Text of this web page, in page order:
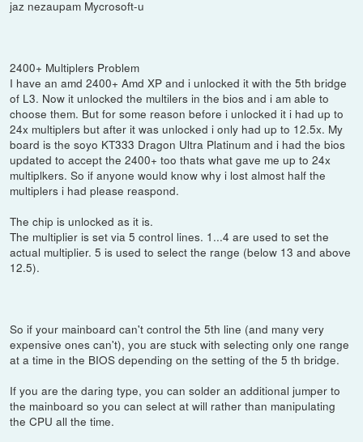
jaz nezaupam Mycrosoft-u
2400+ Multiplers Problem
I have an amd 2400+ Amd XP and i unlocked it with the 5th bridge
of L3. Now it unlocked the multilers in the bios and i am able to
choose them. But for some reason before i unlocked it i had up to
24x multiplers but after it was unlocked i only had up to 12.5x. My
board is the soyo KT333 Dragon Ultra Platinum and i had the bios
updated to accept the 2400+ too thats what gave me up to 24x
multiplkers. So if anyone would know why i lost almost half the
multiplers i had please reaspond.
The chip is unlocked as it is.
The multiplier is set via 5 control lines. 1...4 are used to set the
actual multiplier. 5 is used to select the range (below 13 and above
12.5).
So if your mainboard can't control the 5th line (and many very
expensive ones can't), you are stuck with selecting only one range
at a time in the BIOS depending on the setting of the 5 th bridge.
If you are the daring type, you can solder an additional jumper to
the mainboard so you can select at will rather than manipulating
the CPU all the time.